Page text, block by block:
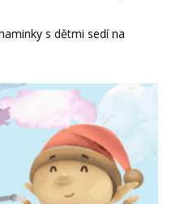
s dětmi sedí na